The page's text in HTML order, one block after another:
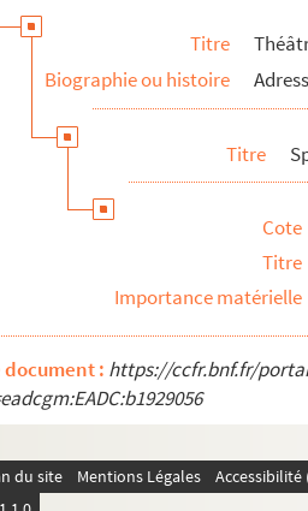
Titre
Biographie ou histoire
Titre
Cote
Titre
Importance matérielle
document : https://ccfr.bnf.fr/
du site Mentions Légales